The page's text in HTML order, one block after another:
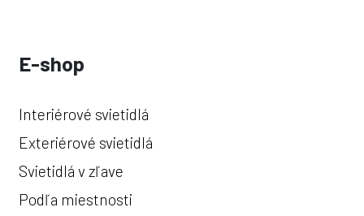
E-shop
Interiérové svietidlá
Exteriérové svietidlá
Svietidlá v zľave
Podľa miestnosti